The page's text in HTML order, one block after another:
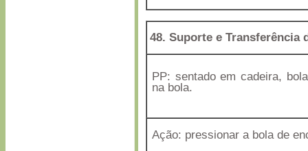
48. Suporte e Transferência
PP: sentado em cadeira,
na bola.
Ação: pressionar a bola de